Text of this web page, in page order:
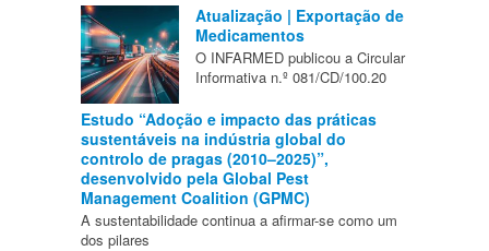
Atualização | Exportação de
Medicamentos
O INFARMED publicou a Circular
Informativa n.º 081/CD/100.20
Estudo “Adoção e impacto das práticas
sustentáveis na indústria global do
controlo de pragas (2010–2025)”,
desenvolvido pela Global Pest
Management Coalition (GPMC)
A sustentabilidade continua a afirmar-se como um
dos pilares